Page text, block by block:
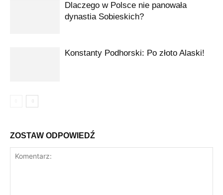
Dlaczego w Polsce nie panowała
dynastia Sobieskich?
Konstanty Podhorski: Po złoto Alaski!
ZOSTAW ODPOWIEDŹ